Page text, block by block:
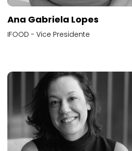
Ana Gabriela Lopes
IFOOD - Vice Presidente